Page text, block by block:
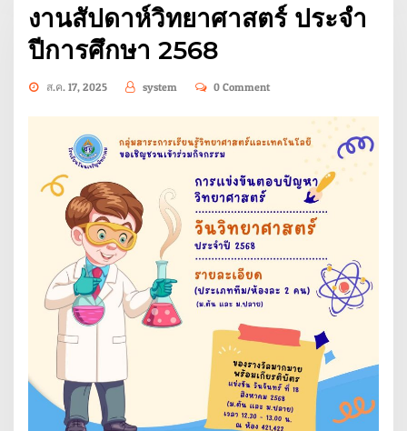
งานสัปดาห์วิทยาศาสตร์ ประจำ
ปีการศึกษา 2568
ส.ค. 17, 2025 system 0 Comment